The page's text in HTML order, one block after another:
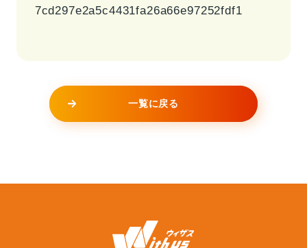
7cd297e2a5c4431fa26a66e97252fdf1
一覧に戻る